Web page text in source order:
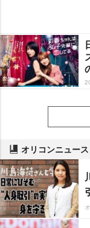
オリコンニュー